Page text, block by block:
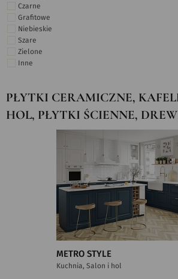
Czarne
Grafitowe
Niebieskie
Szare
Zielone
Inne
PŁYTKI CERAMICZNE,
HOL, PŁYTKI ŚCIENNE,
METRO STYLE
Kuchnia, Salon i hol